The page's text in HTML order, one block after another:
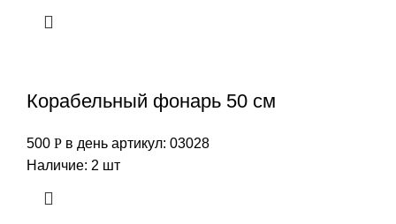
Корабельный фонарь 50 см
500 Р в день артикул: 03028
Наличие: 2 шт